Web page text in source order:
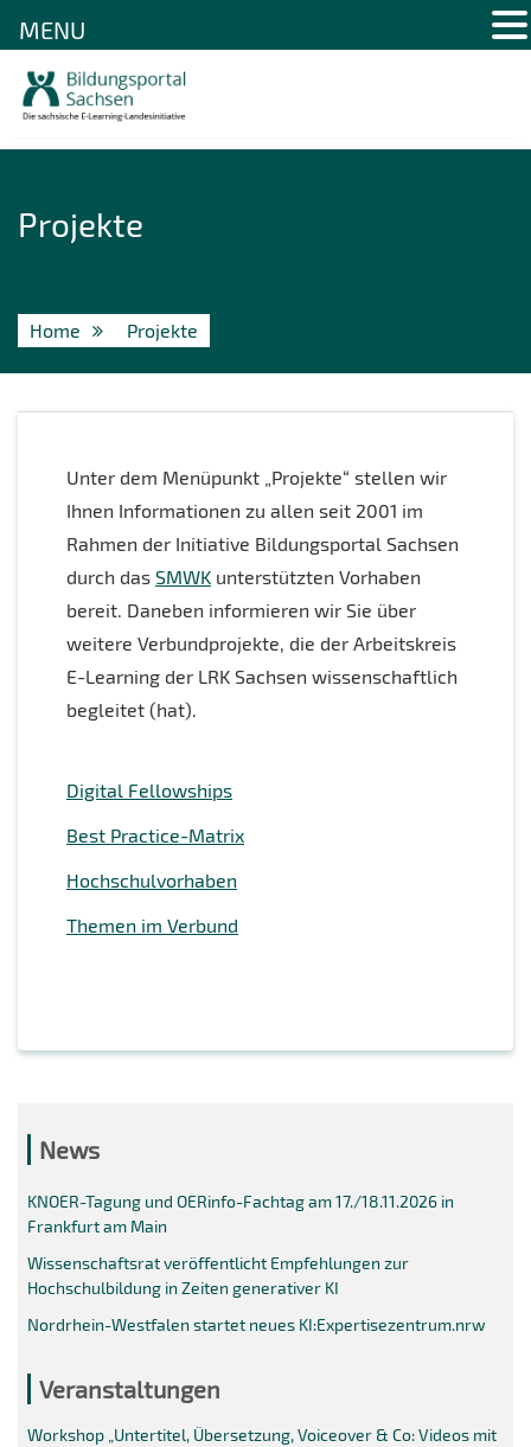
Projekte
Home Projekte
Unter dem Menüpunkt „Projekte“ stellen wir
Ihnen Informationen zu allen seit 2001 im
Rahmen der Initiative Bildungsportal Sachsen
durch das SMWK unterstützten Vorhaben
bereit. Daneben informieren wir Sie über
weitere Verbundprojekte, die der Arbeitskreis
E-Learning der LRK Sachsen wissenschaftlich
begleitet (hat).
Digital Fellowships
Best Practice-Matrix
Hochschulvorhaben
Themen im Verbund
News
KNOER-Tagung und OERinfo-Fachtag am 17./18.11.2026 in
Frankfurt am Main
Wissenschaftsrat veröffentlicht Empfehlungen zur
Hochschulbildung in Zeiten generativer KI
Nordrhein-Westfalen startet neues KI:Expertisezentrum.nrw
Veranstaltungen
Workshop „Untertitel, Übersetzung, Voiceover & Co: Videos mit
MENU